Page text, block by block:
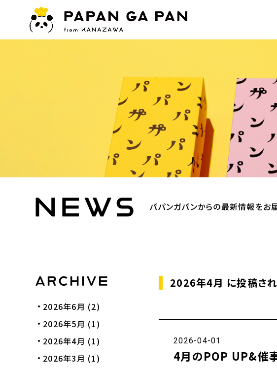
パパンガパンからの最新情報をお
2026年6月 (2)
2026年5月 (1)
2026年4月 (1)
2026年3月 (1)
2026年4月 に投稿さ
2026-04-01
4月のPOP UP&催